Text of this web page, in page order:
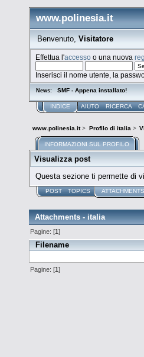
www.polinesia.it
Benvenuto, Visitatore
Effettua l'accesso o una nuova
Inserisci il nome utente, la
News: SMF - Appena installato!
INDICE AIUTO RICERCA
www.polinesia.it> Profilo di italia>
INFORMAZIONI SUL PROFILO
Visualizza post
Questa sezione ti permette di
POST TOPICS ATTACHMENTS
Attachments - italia
Pagine: [1]
Filename
Pagine: [1]